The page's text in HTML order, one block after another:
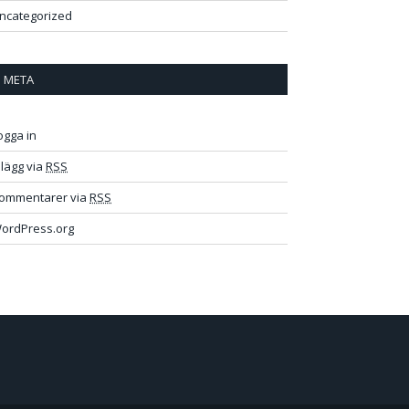
META
in
via RSS
via RSS